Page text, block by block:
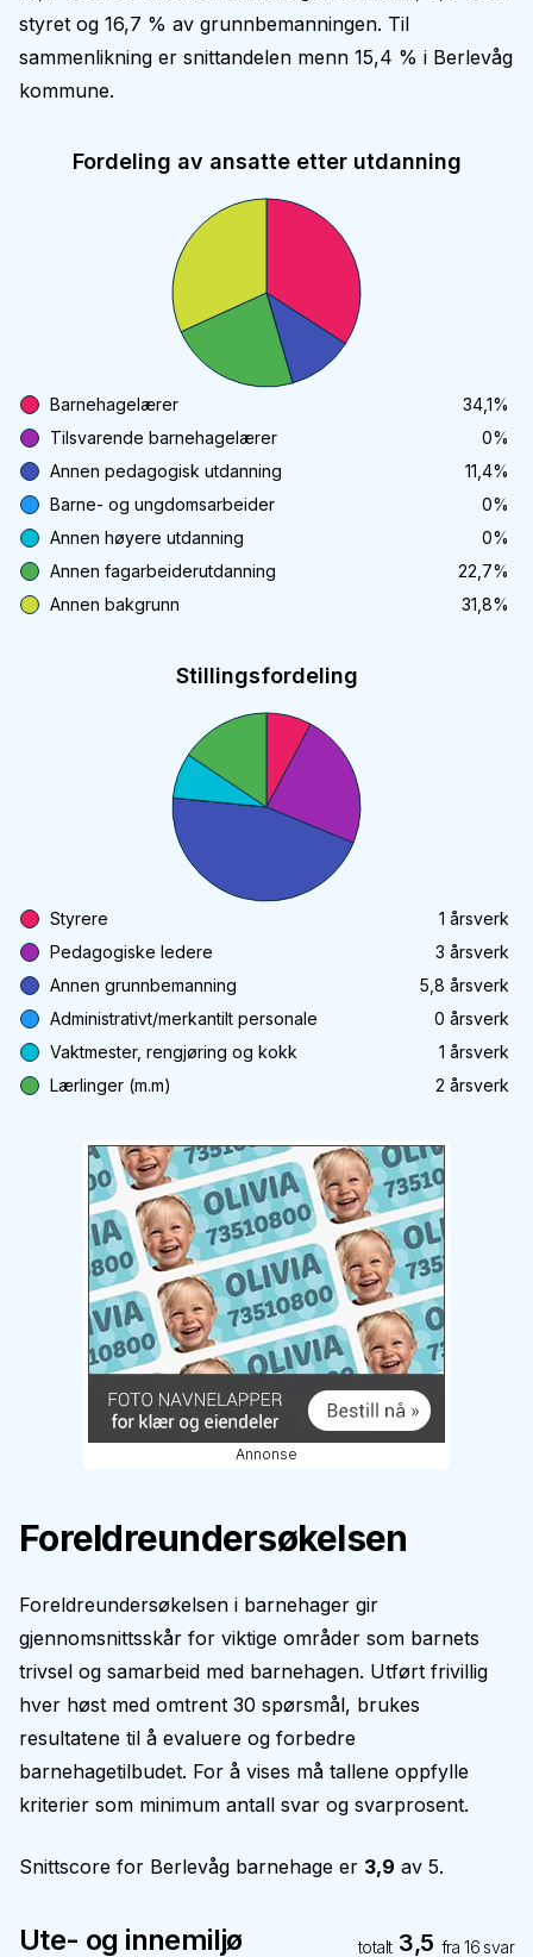
styret og 16,7 % av grunnbemanningen. Til
sammenlikning er snittandelen menn 15,4 % i Berlevåg
kommune.
Fordeling av ansatte etter utdanning
Barnehagelærer 34,1%
Tilsvarende barnehagelærer
0%
Annen pedagogisk utdanning
11,4%
Barne- og ungdomsarbeider
0%
Annen høyere utdanning
0%
Annen fagarbeiderutdanning
22,7%
Annen bakgrunn
31,8%
Stillingsfordeling
Styrere 1 årsverk
Pedagogiske ledere
3 årsverk
Annen grunnbemanning
5,8 årsverk
Administrativt/merkantilt personale
0 årsverk
Vaktmester, rengjøring og kokk
1 årsverk
Lærlinger (m.m)
2 årsverk
Annonse
Foreldreundersøkelsen
Foreldreundersøkelsen i barnehager gir
gjennomsnittsskår for viktige områder som barnets
trivsel og samarbeid med barnehagen. Utført frivillig
hver høst med omtrent 30 spørsmål, brukes
resultatene til å evaluere og forbedre
barnehagetilbudet. For å vises må tallene oppfylle
kriterier som minimum antall svar og svarprosent.
Snittscore for Berlevåg barnehage er 3,9 av 5.
Ute- og innemiljø totalt 3,5 fra16 svar